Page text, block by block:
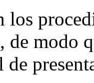
los
de modo